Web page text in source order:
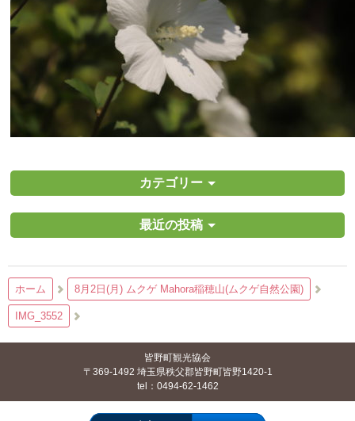
カテゴリー
最近の投稿
ホーム 8月2日(月) ムクゲ Mahora稲穂山(ムクゲ自然公園)
IMG_3552
皆野町観光協会
〒369-1492 埼玉県秩父郡皆野町皆野1420-1
tel：0494-62-1462